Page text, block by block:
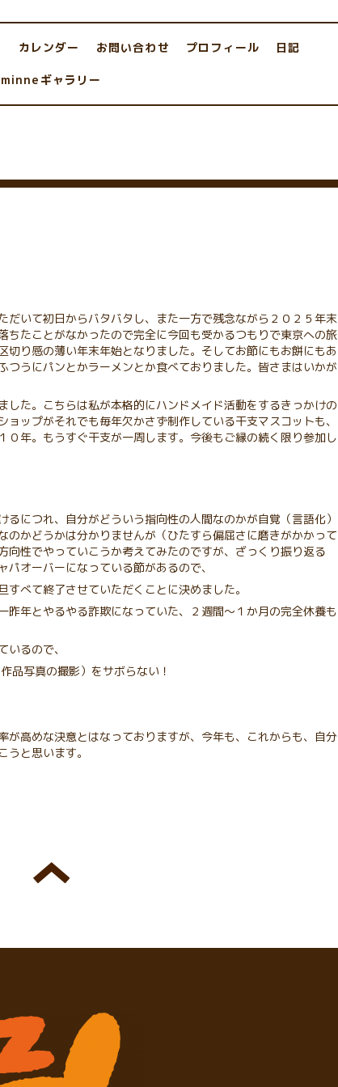
カレンダー お問い合わせ プロフィール 日記
minneギャラリー
だいて初日からバタバタし、また一方で残念ながら２０２５年末
ちたことがなかったので完全に今回も受かるつもりで東京への旅
り感の薄い年末年始となりました。そしてお節にもお餅にもあ
つうにパンとかラーメンとか食べておりました。皆さまはいかが
した。こちらは私が本格的にハンドメイド活動をするきっかけの
ップがそれでも毎年欠かさず制作している干支マスコットも、
０年。もうすぐ干支が一周します。今後もご縁の続く限り参加し
につれ、自分がどういう指向性の人間なのかが自覚（言語化）
のかどうかは分かりませんが（ひたすら偏屈さに磨きがかかって
向性でやっていこうか考えてみたのですが、ざっくり振り返る
オーバーになっている節があるので、
べて終了させていただくことに決めました。
年とやるやる詐欺になっていた、２週間～１か月の完全休養も
るので、
品写真の撮影）をサボらない！
が高めな決意とはなっておりますが、今年も、これからも、自分
と思います。